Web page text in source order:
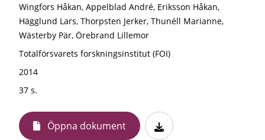
Wingfors Håkan, Appelblad André, Eriksson Håkan,
Hägglund Lars, Thorpsten Jerker, Thunéll Marianne,
Wästerby Pär, Örebrand Lillemor
Totalförsvarets forskningsinstitut (FOI)
2014
37 s.
Öppna dokument